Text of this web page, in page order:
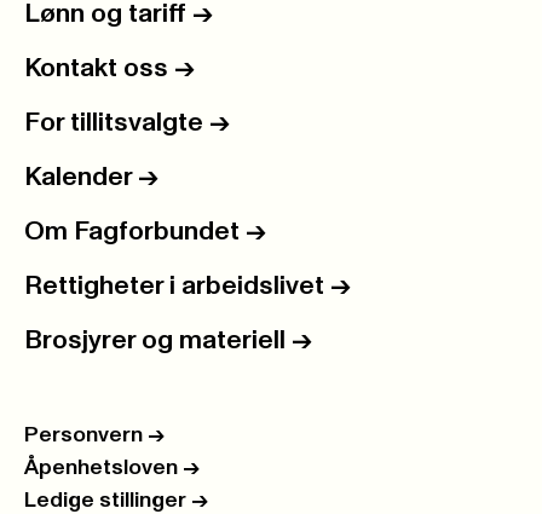
Lønn og tariff ->
Kontakt oss ->
For tillitsvalgte ->
Kalender ->
Om Fagforbundet ->
Rettigheter i arbeidslivet ->
Brosjyrer og materiell ->
Personvern ->
Åpenhetsloven ->
Ledige stillinger ->